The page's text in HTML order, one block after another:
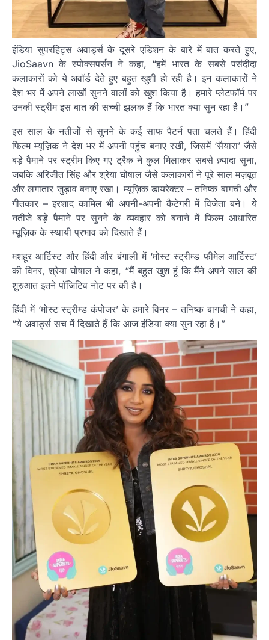
इंडिया सुपरहिट्स अवार्ड्स के दूसरे एडिशन के बारे में बात करते हुए,
JioSaavn के स्पोक्सपर्सन ने कहा, “हमें भारत के सबसे पसंदीदा
कलाकारों को ये अवॉर्ड देते हुए बहुत खुशी हो रही है। इन कलाकारों ने
देश भर में अपने लाखों सुनने वालों को खुश किया है। हमारे प्लेटफॉर्म पर
उनकी स्ट्रीम इस बात की सच्ची झलक हैं कि भारत क्या सुन रहा है।”
इस साल के नतीजों से सुनने के कई साफ पैटर्न पता चलते हैं। हिंदी
फिल्म म्यूज़िक ने देश भर में अपनी पहुंच बनाए रखी, जिसमें ‘सैयारा’ जैसे
बड़े पैमाने पर स्ट्रीम किए गए ट्रैक ने कुल मिलाकर सबसे ज़्यादा सुना,
जबकि अरिजीत सिंह और श्रेया घोषाल जैसे कलाकारों ने पूरे साल मज़बूत
और लगातार जुड़ाव बनाए रखा। म्यूज़िक डायरेक्टर – तनिष्क बागची और
गीतकार – इरशाद कामिल भी अपनी-अपनी कैटेगरी में विजेता बने। ये
नतीजे बड़े पैमाने पर सुनने के व्यवहार को बनाने में फिल्म आधारित
म्यूज़िक के स्थायी प्रभाव को दिखाते हैं।
मशहूर आर्टिस्ट और हिंदी और बंगाली में ‘मोस्ट स्ट्रीम्ड फीमेल आर्टिस्ट’
की विनर, श्रेया घोषाल ने कहा, “मैं बहुत खुश हूं कि मैंने अपने साल की
शुरुआत इतने पॉजिटिव नोट पर की है।
हिंदी में ‘मोस्ट स्ट्रीम्ड कंपोजर’ के हमारे विनर – तनिष्क बागची ने कहा,
“ये अवार्ड्स सच में दिखाते हैं कि आज इंडिया क्या सुन रहा है।”